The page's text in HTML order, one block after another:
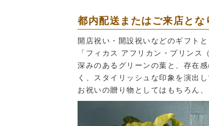
都内配送またはご来店とな
開店祝い・開設祝いなどのギフト
「フィカス アフリカン・プリンス
深みのあるグリーンの葉と、存在
く、スタイリッシュな印象を演出し
お祝いの贈り物としてはもちろん